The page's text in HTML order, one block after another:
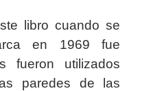
libro cuando se
en 1969 fue
fueron utilizados
paredes de las